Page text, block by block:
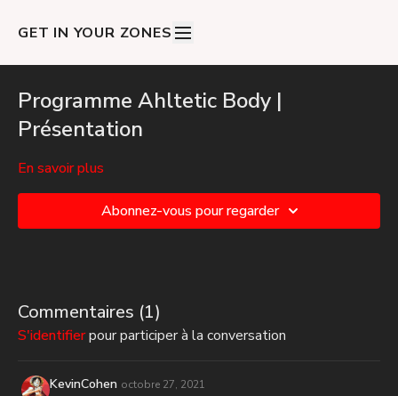
GET IN YOUR ZONES
Programme Ahltetic Body |
Présentation
En savoir plus
Abonnez-vous pour regarder
Commentaires (1)
S'identifierpour participer à la conversation
KevinCohen octobre 27, 2021